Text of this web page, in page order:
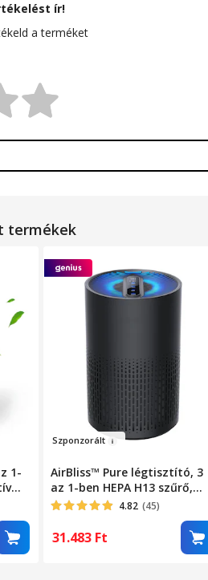
ír!
a terméket
termékek
1-
Szponzorált
AirBliss™ Pure légtisztító, 3
az 1-ben HEPA H13 szűrő,
aktív szén, előszűrő,
antibakteriális,
4.82 (45)
31.483 Ft